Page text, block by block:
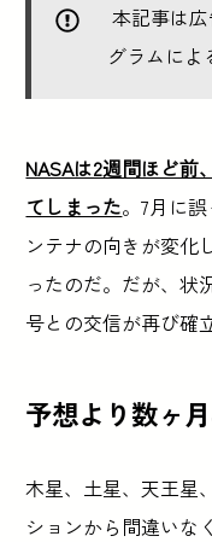
本記事は
グラムによ
NASAは2週間ほど前
てしまった。7月に
ンテナの向きが変化
ったのだ。だが、状
号との交信が再び確
予想より数ヶ
木星、土星、天王星
ションから間違いな